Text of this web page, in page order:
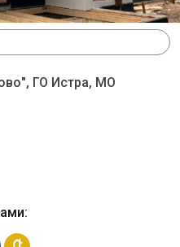
ГО Истра, МО
: